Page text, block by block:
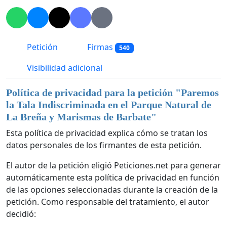
Petición Firmas 540
Visibilidad adicional
Política de privacidad para la petición "Paremos
la Tala Indiscriminada en el Parque Natural de
La Breña y Marismas de Barbate"
Esta política de privacidad explica cómo se tratan los
datos personales de los firmantes de esta petición.
El autor de la petición eligió Peticiones.net para generar
automáticamente esta política de privacidad en función
de las opciones seleccionadas durante la creación de la
petición. Como responsable del tratamiento, el autor
decidió: